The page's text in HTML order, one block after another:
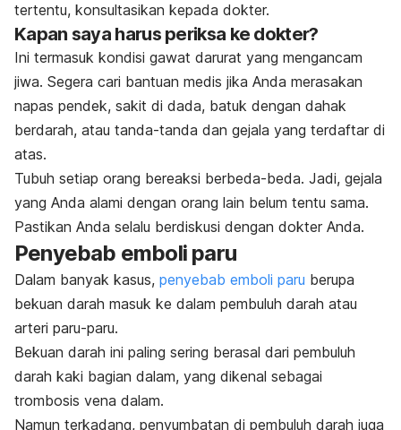
tertentu, konsultasikan kepada dokter.
Kapan saya harus periksa ke dokter?
Ini termasuk kondisi gawat darurat yang mengancam
jiwa. Segera cari bantuan medis jika Anda merasakan
napas pendek, sakit di dada, batuk dengan dahak
berdarah, atau tanda-tanda dan gejala yang terdaftar di
atas.
Tubuh setiap orang bereaksi berbeda-beda. Jadi, gejala
yang Anda alami dengan orang lain belum tentu sama.
Pastikan Anda selalu berdiskusi dengan dokter Anda.
Penyebab emboli paru
Dalam banyak kasus, penyebab emboli paru berupa
bekuan darah masuk ke dalam pembuluh darah atau
arteri paru-paru.
Bekuan darah ini paling sering berasal dari pembuluh
darah kaki bagian dalam, yang dikenal sebagai
trombosis vena dalam.
Namun terkadang, penyumbatan di pembuluh darah juga